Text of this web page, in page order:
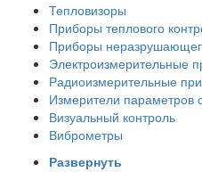
Тепловизоры
Приборы теплового
Приборы
Электроизмерительные
Радиоизмерительные
Измерители
Визуальный контроль
Виброметры
Развернуть